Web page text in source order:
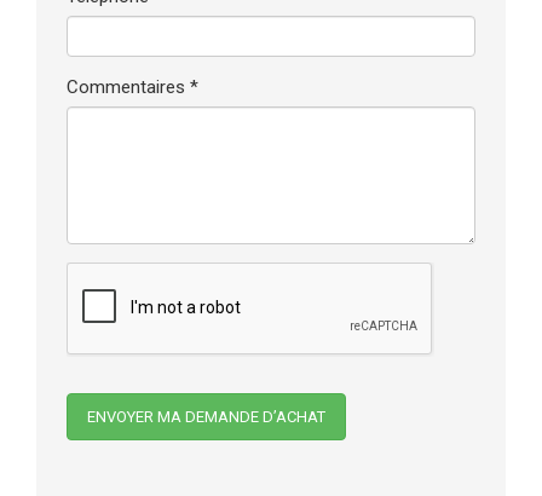
Commentaires *